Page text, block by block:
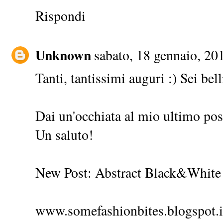
Rispondi
Unknownsabato, 18 gennaio,
Tanti, tantissimi auguri :) Sei
Dai un'occhiata al mio ultimo
Un saluto!
New Post: Abstract Black&White